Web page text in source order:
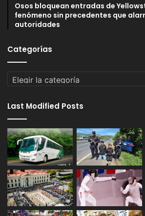
Osos bloquean entradas de
fenómeno sin precedentes que
autoridades
Categorías
Categorías
Last Modified Posts